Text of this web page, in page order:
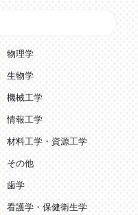
物理学
生物学
機械工学
情報工学
材料工学・資源工学
その他
歯学
看護学・保健衛生学